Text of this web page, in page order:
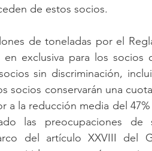
de estos socios.
de toneladas por el
exclusiva para los socios
sin discriminación,
socios conservarán una
a la reducción media del
las preocupaciones de
del artículo XXVIII del